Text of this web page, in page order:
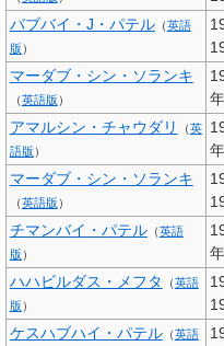
バブバイ・J・パテル（英語
版 ）
マーダブ・シン・ソランキ
（英語版 ）
アマルシン・チャウダリ （英
語版 ）
マーダブ・シン・ソランキ
（英語版 ）
チマンバイ・パテル（英語
版 ）
ハハビルダス・メフタ （英語
版 ）
ケスハブハイ・パテル（英語